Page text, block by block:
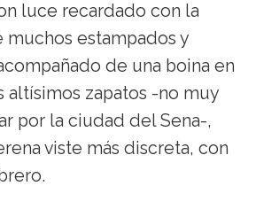
luce recardado con la
estampados y
de una boina en
altísimos zapatos -no muy
por la ciudad del Sena-,
viste más discreta, con